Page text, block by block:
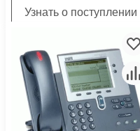
Узнать о поступлении